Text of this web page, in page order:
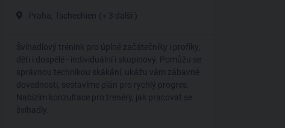
Praha, Tschechien (+ 3 další )
Švihadlový trénink pro úplné začátečníky i profíky,
děti i dospělé - individuální i skupinový. Pomůžu se
správnou technikou skákání, ukážu vám zábavné
dovednosti, sestavíme plán pro rychlý progres.
Nabízím konzultace pro trenéry, jak pracovat se
švihadly.